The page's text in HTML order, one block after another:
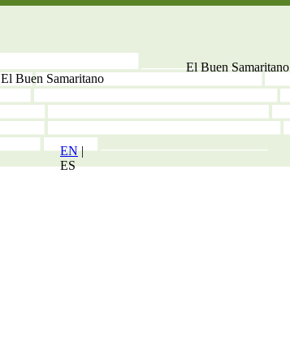
El Buen Samaritano
El BuenSamaritano
EN|
ES